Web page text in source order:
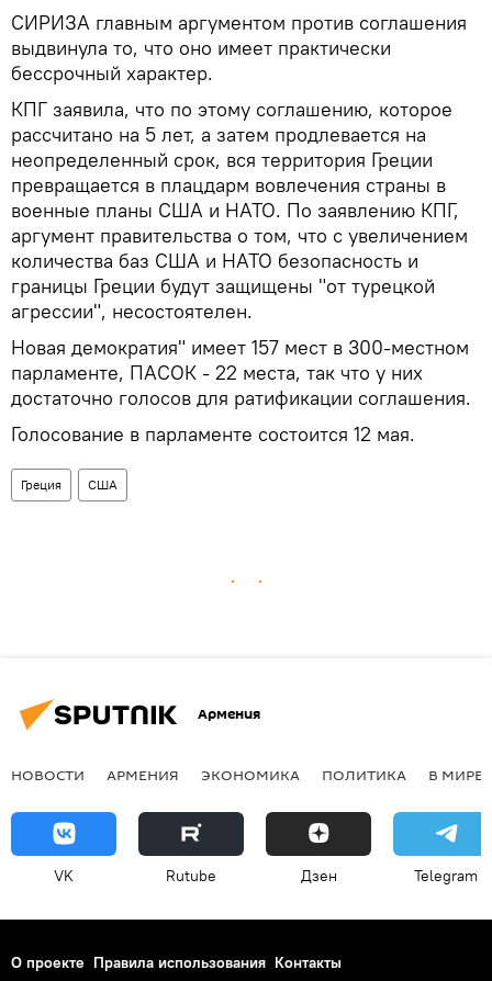
СИРИЗА главным аргументом против соглашения
выдвинула то, что оно имеет практически
бессрочный характер.
КПГ заявила, что по этому соглашению, которое
рассчитано на 5 лет, а затем продлевается на
неопределенный срок, вся территория Греции
превращается в плацдарм вовлечения страны в
военные планы США и НАТО. По заявлению КПГ,
аргумент правительства о том, что с увеличением
количества баз США и НАТО безопасность и
границы Греции будут защищены "от турецкой
агрессии", несостоятелен.
Новая демократия" имеет 157 мест в 300-местном
парламенте, ПАСОК - 22 места, так что у них
достаточно голосов для ратификации соглашения.
Голосование в парламенте состоится 12 мая.
Греция США
Армения
НОВОСТИ АРМЕНИЯ ЭКОНОМИКА ПОЛИТИКА В МИРЕ
VK Rutube Дзен Telegram
О проекте Правила использования Контакты